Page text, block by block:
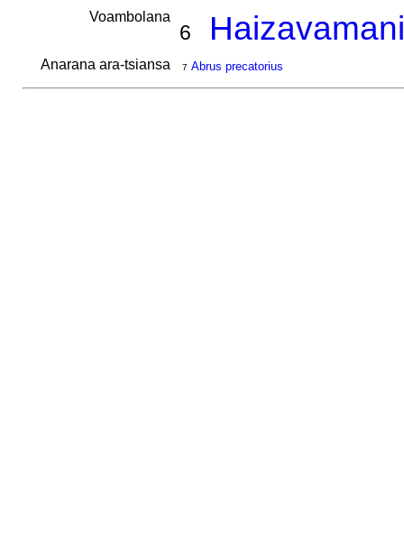
Voambolana
6
Anarana ara-tsiansa 7 Abrus precatorius